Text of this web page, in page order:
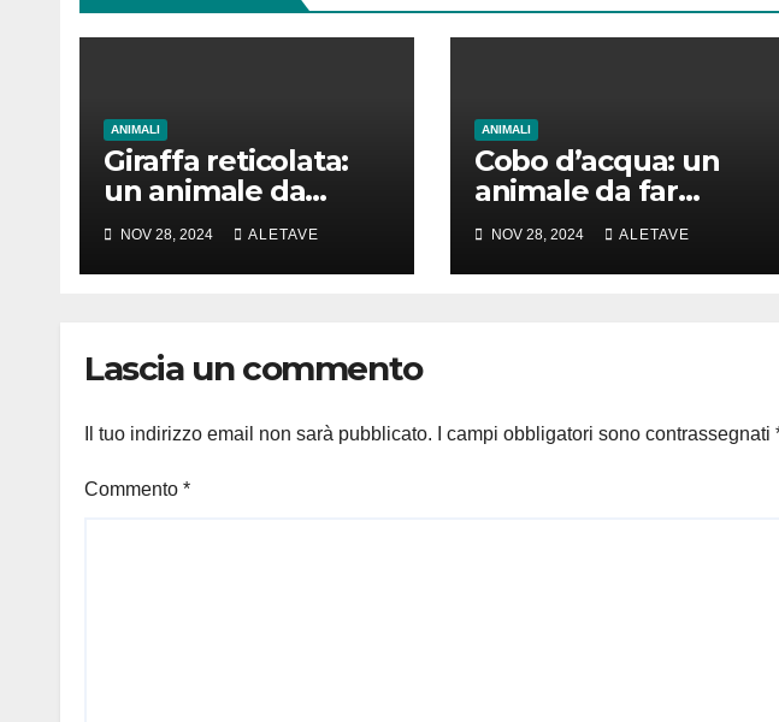
ANIMALI
Giraffa reticolata:
un animale da
amare
NOV 28, 2024 ALETAVE
ANIMALI
Cobo d’acqua: un
animale da far
girare la testa
NOV 28, 2024 ALETAVE
Lascia un commento
Il tuo indirizzo email non sarà pubblicato. I campi obbligatori sono contrassegnati
Commento *